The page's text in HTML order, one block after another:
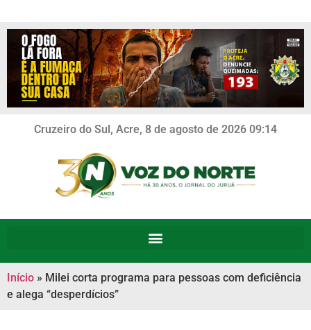
Cruzeiro do Sul, Acre, 8 de agosto de 2026 09:14
Início » Milei corta programa para pessoas com deficiência
e alega “desperdícios”